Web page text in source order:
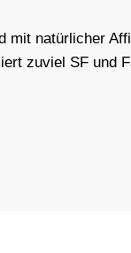
mit natürlicher
zuviel SF und